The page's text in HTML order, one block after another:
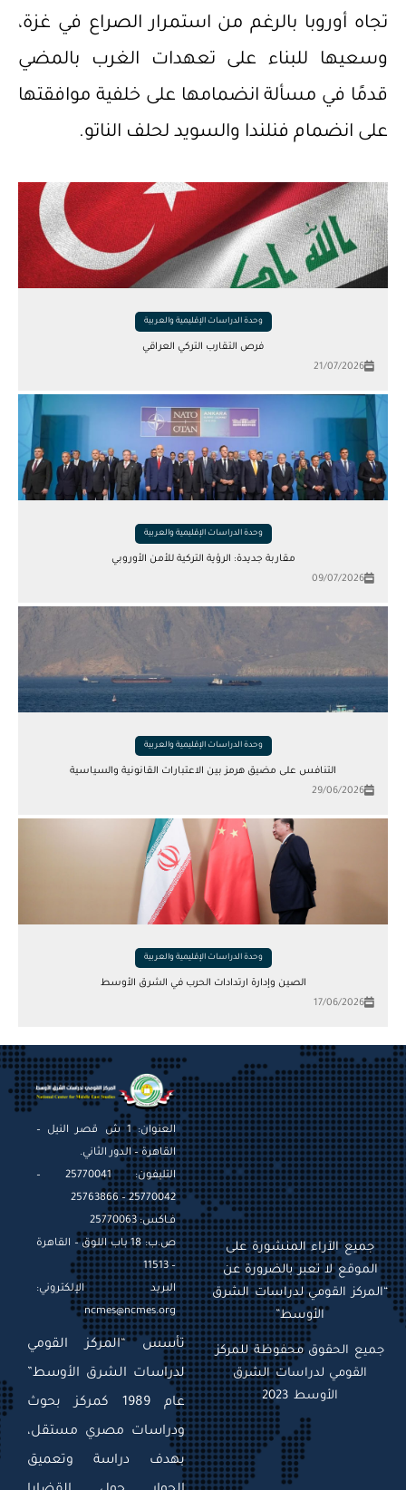
تجاه أوروبا بالرغم من استمرار الصراع في غزة،
وسعيها للبناء على تعهدات الغرب بالمضي
قدمًا في مسألة انضمامها على خلفية موافقتها
على انضمام فنلندا والسويد لحلف الناتو.
وحدة الدراسات الإقليمية والعربية
فرص التقارب التركي العراقي
21/07/2026
وحدة الدراسات الإقليمية والعربية
مقاربة جديدة: الرؤية التركية للأمن الأوروبي
09/07/2026
وحدة الدراسات الإقليمية والعربية
التنافس على مضيق هرمز بين الاعتبارات القانونية والسياسية
29/06/2026
وحدة الدراسات الإقليمية والعربية
الصين وإدارة ارتدادات الحرب في الشرق الأوسط
17/06/2026
العنوان: 1 ش قصر النيل –
القاهرة – الدور الثاني.
التليفون: 25770041 –
25770042 – 25763866
فـاكس: 25770063
ص.ب: 18 باب اللوق – القاهرة
– 11513
البريد الإلكتروني:
ncmes@ncmes.org
تأسس “المركز القومي
لدراسات الشرق الأوسط”
عام 1989 كمركز بحوث
ودراسات مصري مستقل،
بهدف دراسة وتعميق
جميع الآراء المنشورة على
الموقع لا تعبر بالضرورة عن
“المركز القومي لدراسات الشرق
الأوسط”
جميع الحقوق محفوظة للمركز
القومي لدراسات الشرق
الأوسط 2023